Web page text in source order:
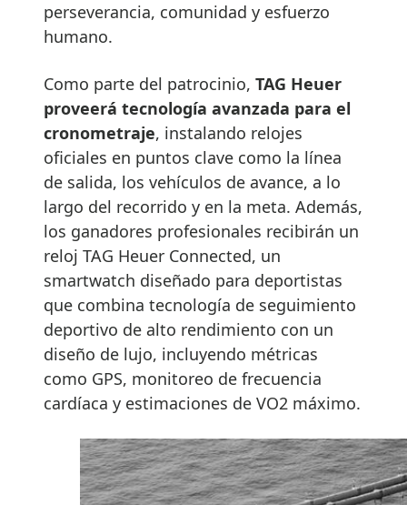
perseverancia, comunidad y esfuerzo
humano.
Como parte del patrocinio, TAG Heuer
proveerá tecnología avanzada para el
cronometraje, instalando relojes
oficiales en puntos clave como la línea
de salida, los vehículos de avance, a lo
largo del recorrido y en la meta. Además,
los ganadores profesionales recibirán un
reloj TAG Heuer Connected, un
smartwatch diseñado para deportistas
que combina tecnología de seguimiento
deportivo de alto rendimiento con un
diseño de lujo, incluyendo métricas
como GPS, monitoreo de frecuencia
cardíaca y estimaciones de VO2 máximo.